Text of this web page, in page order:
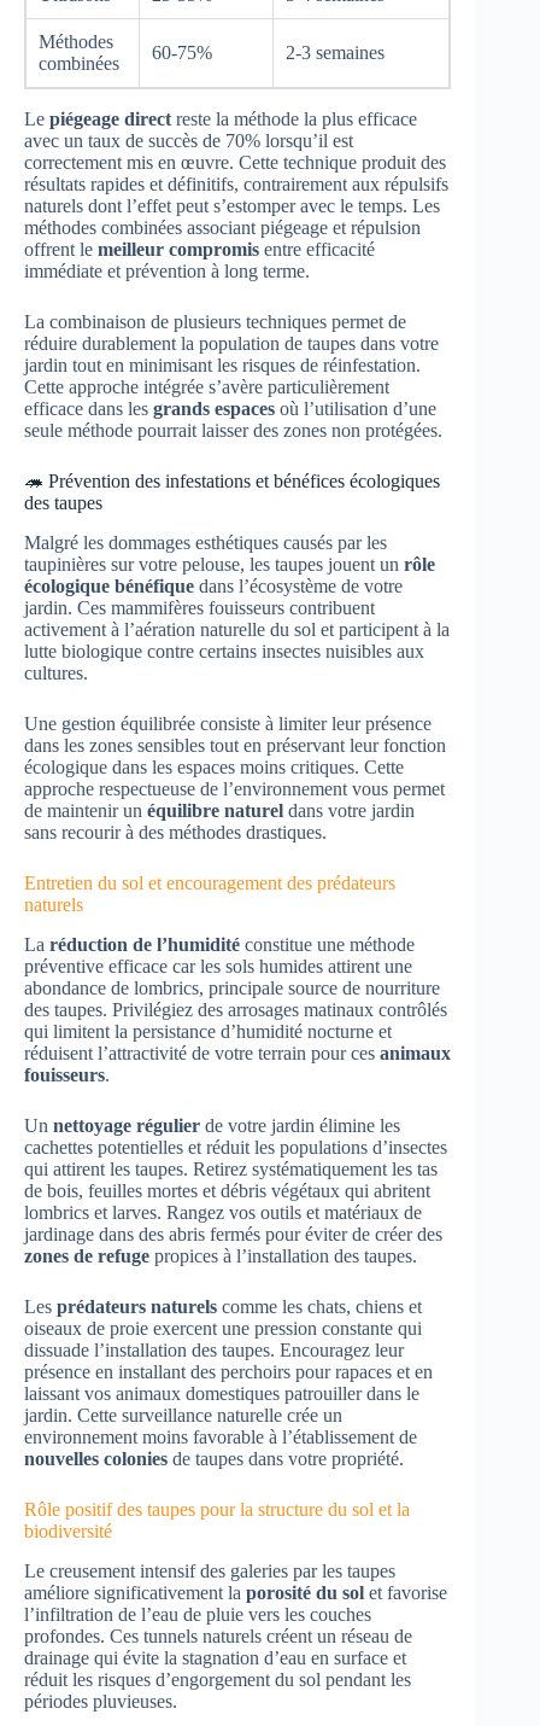
Méthodes
combinées
60-75% 2-3 semaines
Le piégeage directreste la méthode la plus efficace
avec un taux de succès de 70% lorsqu’il est
correctement mis en œuvre. Cette technique produit des
résultats rapides et définitifs, contrairement aux répulsifs
naturels dont l’effet peut s’estomper avec le temps. Les
méthodes combinées associant piégeage et répulsion
offrent le meilleur compromis entre efficacité
immédiate et prévention à long terme.
La combinaison de plusieurs techniques permet de
réduire durablement la population de taupes dans votre
jardin tout en minimisant les risques de réinfestation.
Cette approche intégrée s’avère particulièrement
efficace dans les grands espaces où l’utilisation d’une
seule méthode pourrait laisser des zones non protégées.
🦔 Prévention des infestations et bénéfices écologiques
des taupes
Malgré les dommages esthétiques causés par les
taupinières sur votre pelouse, les taupes jouent un rôle
écologique bénéfique dans l’écosystème de votre
jardin. Ces mammifères fouisseurs contribuent
activement à l’aération naturelle du sol et participent à la
lutte biologique contre certains insectes nuisibles aux
cultures.
Une gestion équilibrée consiste à limiter leur présence
dans les zones sensibles tout en préservant leur fonction
écologique dans les espaces moins critiques. Cette
approche respectueuse de l’environnement vous permet
de maintenir un équilibre naturel dans votre jardin
sans recourir à des méthodes drastiques.
Entretien du sol et encouragement des prédateurs
naturels
La réduction de l’humidité constitue une méthode
préventive efficace car les sols humides attirent une
abondance de lombrics, principale source de nourriture
des taupes. Privilégiez des arrosages matinaux contrôlés
qui limitent la persistance d’humidité nocturne et
réduisent l’attractivité de votre terrain pour ces animaux
fouisseurs.
Un nettoyage régulier de votre jardin élimine les
cachettes potentielles et réduit les populations d’insectes
qui attirent les taupes. Retirez systématiquement les tas
de bois, feuilles mortes et débris végétaux qui abritent
lombrics et larves. Rangez vos outils et matériaux de
jardinage dans des abris fermés pour éviter de créer des
zones de refuge propices à l’installation des taupes.
Les prédateurs naturels comme les chats, chiens et
oiseaux de proie exercent une pression constante qui
dissuade l’installation des taupes. Encouragez leur
présence en installant des perchoirs pour rapaces et en
laissant vos animaux domestiques patrouiller dans le
jardin. Cette surveillance naturelle crée un
environnement moins favorable à l’établissement de
nouvelles colonies de taupes dans votre propriété.
Rôle positif des taupes pour la structure du sol et la
biodiversité
Le creusement intensif des galeries par les taupes
améliore significativement la porosité du sol et favorise
l’infiltration de l’eau de pluie vers les couches
profondes. Ces tunnels naturels créent un réseau de
drainage qui évite la stagnation d’eau en surface et
réduit les risques d’engorgement du sol pendant les
périodes pluvieuses.